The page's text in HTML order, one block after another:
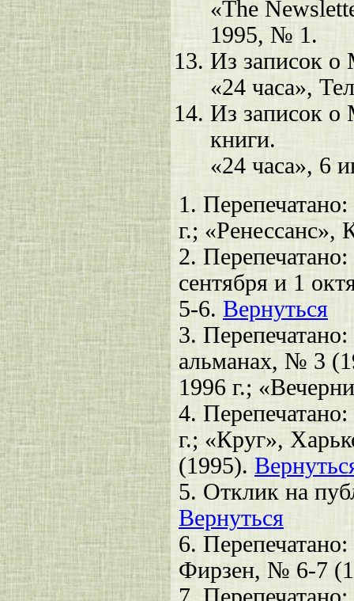
«The
1995, № 1.
Из записок о
«24 часа»,
Из записок о
книги.
«24 часа», 6
1.
г.;
2.
сентября и 1
5-6. Вернуться
3.
альманах, № 3
1996 г.;
4.
г.; «Круг»,
(1995).
5. Отклик на
Вернуться
6.
Фирзен, № 6-7
7.